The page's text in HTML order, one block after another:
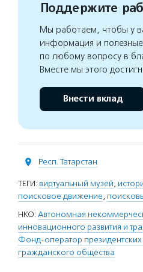
Поддержите
Мы работаем, чтобы у
информация и
по любому вопросу в
Вместе мы этого
Внести вклад
Респ. Татарстан
ТЕГИ: виртуальный музей,
поисковое движение,
НКО: Автономная
инновационного развития и
Фонд-оператор президентских
гражданского общества